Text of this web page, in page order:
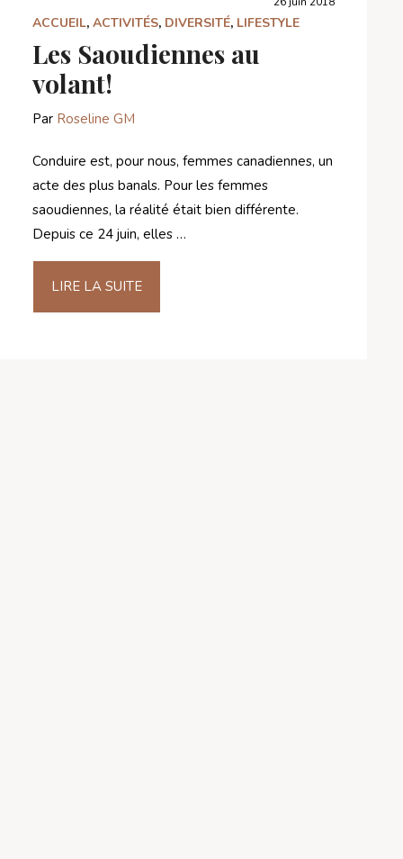
ACCUEIL, ACTIVITÉS, DIVERSITÉ, LIFESTYLE
Les Saoudiennes au
volant!
Par Roseline GM
Conduire est, pour nous, femmes canadiennes, un
acte des plus banals. Pour les femmes
saoudiennes, la réalité était bien différente.
Depuis ce 24 juin, elles …
LIRE LA SUITE